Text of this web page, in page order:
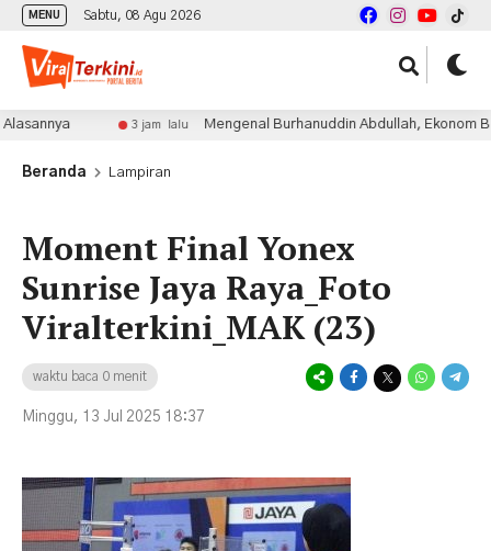
MENU Sabtu, 08 Agu 2026
3 jam lalu Mengenal Burhanuddin Abdullah, Ekonom
Beranda Lampiran
Moment Final Yonex
Sunrise Jaya Raya_Foto
Viralterkini_MAK (23)
waktu baca 0 menit
Minggu, 13 Jul 2025 18:37